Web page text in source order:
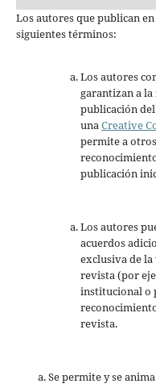
Los autores que publican
siguientes términos:
Los autores
garantizan a
publicación
unaCreative
permite a
publicación
Los autores
acuerdos
exclusiva de
revista (por
institucional o
revista.
Se permite y se